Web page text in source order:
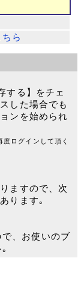
ら
する】をチェ
した場合でも
ンを始められ
ログインして頂く
ますので、次
ります｡
、お使いのブ